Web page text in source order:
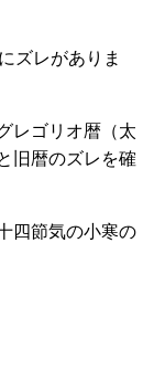
ズレがありま
レゴリオ暦（太
旧暦のズレを確
四節気の小寒の